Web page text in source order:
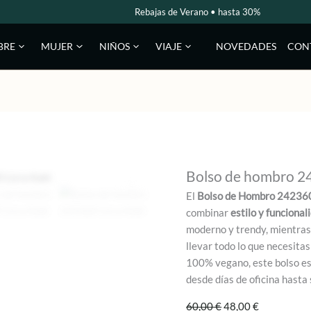
Rebajas de Verano • hasta 30%
MUJER NIÑOS VIAJE NOVEDADES
Bolso de hombro
El Bolso de Hombro
combinarestilo y
moderno y trendy,
llevar todo lo que
100% vegano, este bolso
desde días de oficina hasta
60,00€El
48,00€El